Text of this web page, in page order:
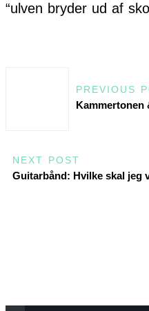
“ulven bryder ud af
PREVIOUS
Kammertonen
NEXT POST
Guitarbånd: Hvilke skal